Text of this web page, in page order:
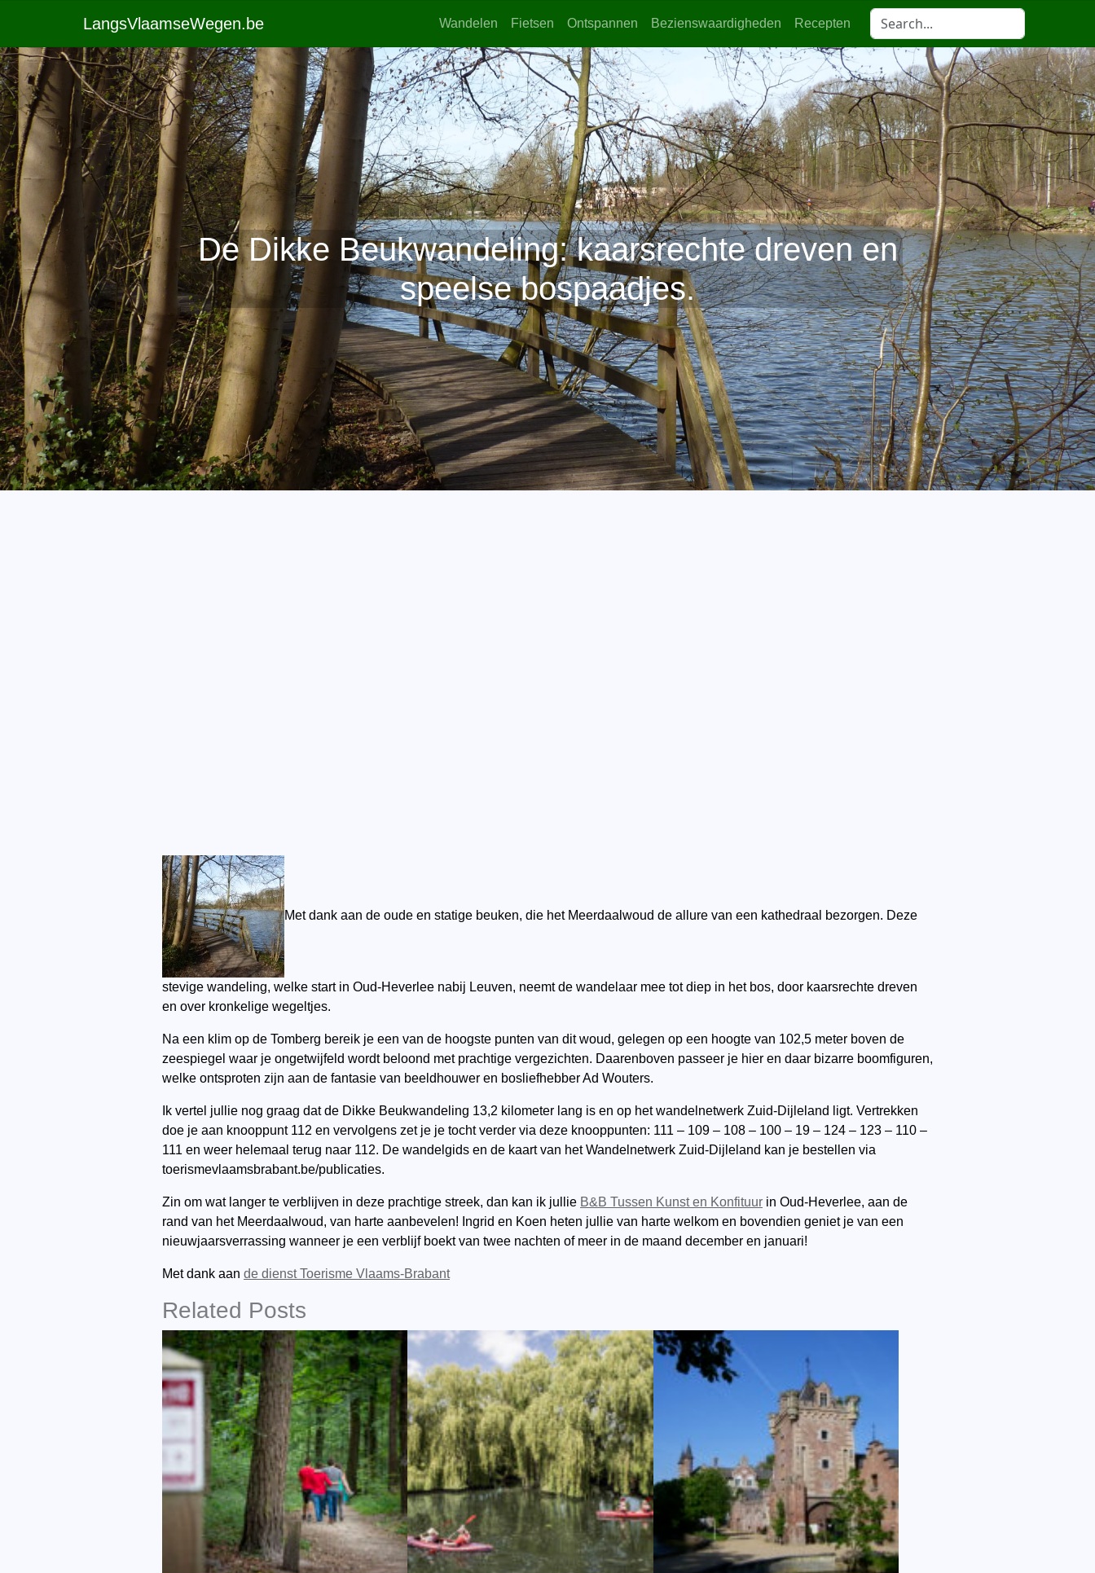
LangsVlaamseWegen.be Wandelen Fietsen Ontspannen Bezienswaardigheden Recepten
De Dikke Beukwandeling: kaarsrechte dreven en
speelse bospaadjes.
Met dank aan de oude en statige beuken, die het Meerdaalwoud de allure van een kathedraal bezorgen. Deze
stevige wandeling, welke start in Oud-Heverlee nabij Leuven, neemt de wandelaar mee tot diep in het bos, door kaarsrechte dreven
en over kronkelige wegeltjes.
Na een klim op de Tomberg bereik je een van de hoogste punten van dit woud, gelegen op een hoogte van 102,5 meter boven de
zeespiegel waar je ongetwijfeld wordt beloond met prachtige vergezichten. Daarenboven passeer je hier en daar bizarre boomfiguren,
welke ontsproten zijn aan de fantasie van beeldhouwer en bosliefhebber Ad Wouters.
Ik vertel jullie nog graag dat de Dikke Beukwandeling 13,2 kilometer lang is en op het wandelnetwerk Zuid-Dijleland ligt. Vertrekken
doe je aan knooppunt 112 en vervolgens zet je je tocht verder via deze knooppunten: 111 – 109 – 108 – 100 – 19 – 124 – 123 – 110 –
111 en weer helemaal terug naar 112. De wandelgids en de kaart van het Wandelnetwerk Zuid-Dijleland kan je bestellen via
toerismevlaamsbrabant.be/publicaties.
Zin om wat langer te verblijven in deze prachtige streek, dan kan ik jullie B&B Tussen Kunst en Konfituur in Oud-Heverlee, aan de
rand van het Meerdaalwoud, van harte aanbevelen! Ingrid en Koen heten jullie van harte welkom en bovendien geniet je van een
nieuwjaarsverrassing wanneer je een verblijf boekt van twee nachten of meer in de maand december en januari!
Met dank aan de dienst Toerisme Vlaams-Brabant
Related Posts